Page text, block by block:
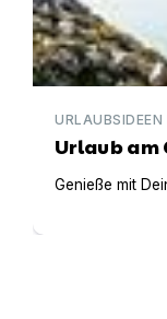
Urlaub am
Genieße mit